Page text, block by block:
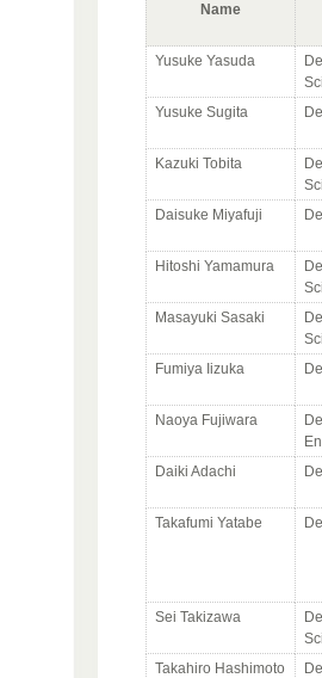
Name
Yusuke Yasuda
Yusuke Sugita
Kazuki Tobita
Daisuke Miyafuji
Hitoshi Yamamura
Masayuki Sasaki
Fumiya Iizuka
Naoya Fujiwara
Daiki Adachi
Takafumi Yatabe
Sei Takizawa
Takahiro Hashimoto